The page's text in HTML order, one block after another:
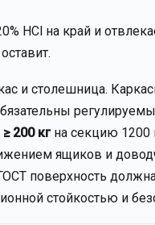
HCl на край и
и столешница.
≥ 200 кгна секцию 1200
ящиков и
поверхность
стойкостью и